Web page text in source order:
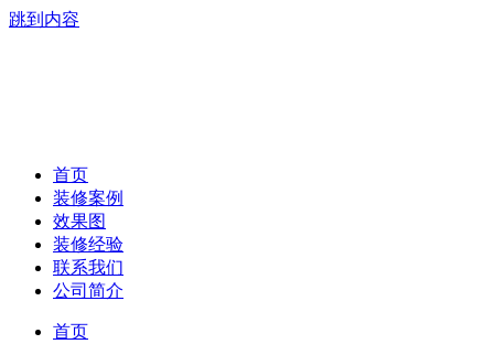
跳到内容
首页
装修案例
效果图
装修经验
联系我们
公司简介
首页